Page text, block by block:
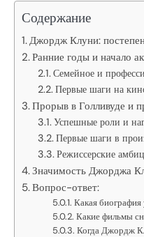
Содержание
Джордж Клуни:
Ранние годы и начало
Семейное и
Первые шаги на
Прорыв в Голливуде и
Успешные роли и
Первые шаги в
Режиссерские
Значимость Джорджа
Вопрос-ответ:
Какая
Какие фильмы
Когда Джордж